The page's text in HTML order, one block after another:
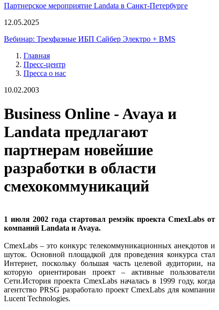
Партнерское мероприятие Landata в Санкт-Петербурге
12.05.2025
Вебинар: Трехфазные ИБП Сайбер Электро + BMS
Главная
Пресс-центр
Пресса о нас
10.02.2003
Business Online - Avaya и
Landata предлагают
партнерам новейшие
разработки в области
смехокоммуникаций
1 июля 2002 года стартовал ремэйк проекта CmexLabs от
компаний Landata и Avaya.
CmexLabs – это конкурс телекоммуникационных анекдотов и
шуток. Основной площадкой для проведения конкурса стал
Интернет, поскольку большая часть целевой аудитории, на
которую ориентирован проект – активные пользователи
Сети.История проекта CmexLabs началась в 1999 году, когда
агентство PRSG разработало проект CmexLabs для компании
Lucent Technologies.